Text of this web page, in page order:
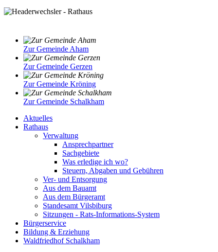
Zur Gemeinde Aham
Zur Gemeinde Gerzen
Zur Gemeinde Kröning
Zur Gemeinde Schalkham
Aktuelles
Rathaus
Verwaltung
Ansprechpartner
Sachgebiete
Was erledige ich wo?
Steuern, Abgaben und Gebühren
Ver- und Entsorgung
Aus dem Bauamt
Aus dem Bürgeramt
Standesamt Vilsbiburg
Sitzungen - Rats-Informations-System
Bürgerservice
Bildung & Erziehung
Waldfriedhof Schalkham